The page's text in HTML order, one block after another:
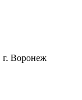
г. Воронеж